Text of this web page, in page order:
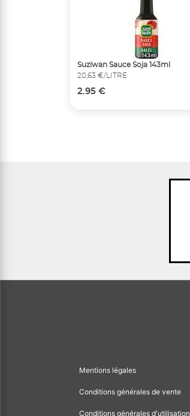
Suziwan Sauce Soja 143ml
20,63 €/LITRE
2.95 €
Mentions légales
Conditions générales de vente
Conditions générales d'utilisation